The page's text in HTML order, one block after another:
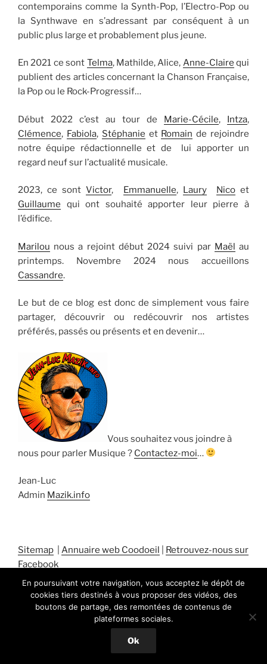
contemporains comme la Synth-Pop, l’Electro-Pop ou
la Synthwave en s’adressant par conséquent à un
public plus large et probablement plus jeune.
En 2021 ce sont Telma, Mathilde, Alice, Anne-Claire qui
publient des articles concernant la Chanson Française,
la Pop ou le Rock-Progressif…
Début 2022 c’est au tour de Marie-Cécile, Intza,
Clémence, Fabiola, Stéphanie et Romain de rejoindre
notre équipe rédactionnelle et de lui apporter un
regard neuf sur l’actualité musicale.
2023, ce sontVictor, Emmanuelle, Laury Nicoet
Guillaume qui ont souhaité apporter leur pierre à
l’édifice.
Marilou nous a rejoint début 2024 suivi par Maël au
printemps. Novembre 2024 nous accueillons
Cassandre.
Le but de ce blog est donc de simplement vous faire
partager, découvrir ou redécouvrir nos artistes
préférés, passés ou présents et en devenir…
Vous souhaitez vous joindre à
nous pour parler Musique ? Contactez-moi…
Jean-Luc
Admin Mazik.info
Sitemap Annuaire web Coodoeil
Retrouvez-nous sur
Facebook
Fièrement propulsé par WordPress
En poursuivant votre navigation, vous acceptez le dépôt de
cookies tiers destinés à vous proposer des vidéos, des
boutons de partage, des remontées de contenus de
plateformes sociales.
Ok